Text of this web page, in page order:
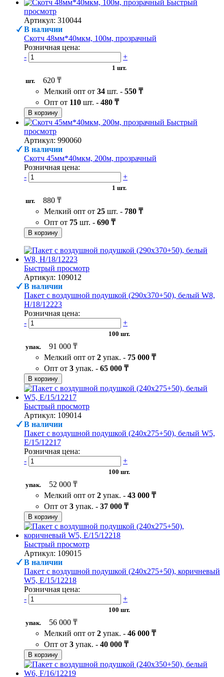
Быстрый
просмотр
Артикул: 310044
В наличии
Скотч 48мм*40мкм, 100м, прозрачный
Розничная цена:
-
+
1 шт.
шт.
620 ₸
Мелкий опт от 34 шт. - 550 ₸
Опт от 110 шт. - 480 ₸
В корзину
Быстрый
просмотр
Артикул: 990060
В наличии
Скотч 45мм*40мкм, 200м, прозрачный
Розничная цена:
-
+
1 шт.
шт.
880 ₸
Мелкий опт от 25 шт. - 780 ₸
Опт от 75 шт. - 690 ₸
В корзину
Быстрый просмотр
Артикул: 109012
В наличии
Пакет с воздушной подушкой (290х370+50), белый W8,
H/18/12223
Розничная цена:
-
+
100 шт.
упак.
91 000 ₸
Мелкий опт от 2 упак. - 75 000 ₸
Опт от 3 упак. - 65 000 ₸
В корзину
Быстрый просмотр
Артикул: 109014
В наличии
Пакет с воздушной подушкой (240х275+50), белый W5,
Е/15/12217
Розничная цена:
-
+
100 шт.
упак.
52 000 ₸
Мелкий опт от 2 упак. - 43 000 ₸
Опт от 3 упак. - 37 000 ₸
В корзину
Быстрый просмотр
Артикул: 109015
В наличии
Пакет с воздушной подушкой (240х275+50), коричневый
W5, Е/15/12218
Розничная цена:
-
+
100 шт.
упак.
56 000 ₸
Мелкий опт от 2 упак. - 46 000 ₸
Опт от 3 упак. - 40 000 ₸
В корзину